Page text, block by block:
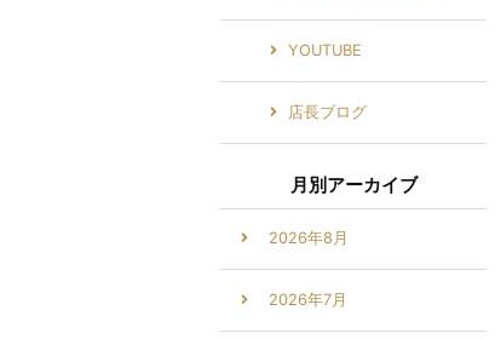
YOUTUBE
店長ブログ
月別アーカイブ
2026年8月
2026年7月